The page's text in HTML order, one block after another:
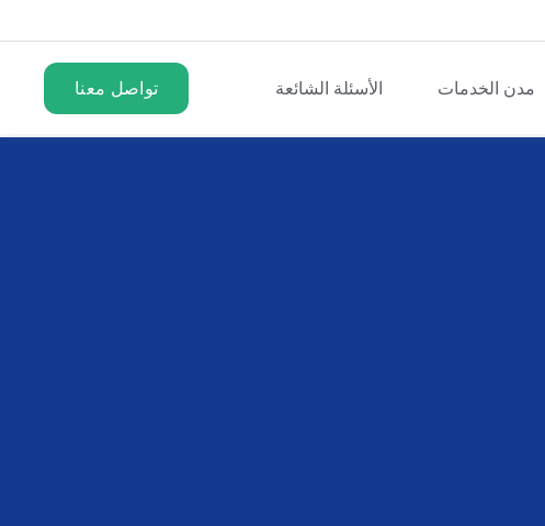
مدن الخدمات الأسئلة الشائعة تواصل معنا